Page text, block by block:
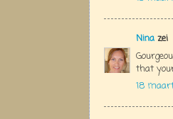
Nina zei
that
18